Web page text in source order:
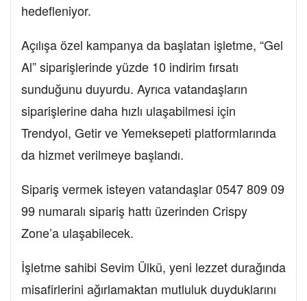
hedefleniyor.
Açılışa özel kampanya da başlatan işletme, “Gel
Al” siparişlerinde yüzde 10 indirim fırsatı
sunduğunu duyurdu. Ayrıca vatandaşların
siparişlerine daha hızlı ulaşabilmesi için
Trendyol, Getir ve Yemeksepeti platformlarında
da hizmet verilmeye başlandı.
Sipariş vermek isteyen vatandaşlar 0547 809 09
99 numaralı sipariş hattı üzerinden Crispy
Zone’a ulaşabilecek.
İşletme sahibi Sevim Ülkü, yeni lezzet durağında
misafirlerini ağırlamaktan mutluluk duyduklarını